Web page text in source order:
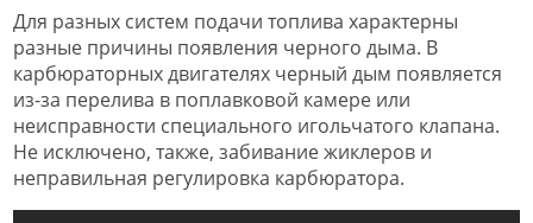
Для разных систем подачи топлива характерны
разные причины появления черного дыма. В
карбюраторных двигателях черный дым появляется
из-за перелива в поплавковой камере или
неисправности специального игольчатого клапана.
Не исключено, также, забивание жиклеров и
неправильная регулировка карбюратора.